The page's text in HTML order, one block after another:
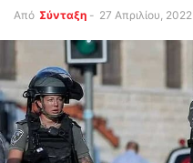
Από Σύνταξη - 27 Απριλίου, 2022